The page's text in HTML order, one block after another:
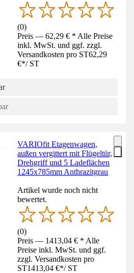
(0)
Preis — 62,29 € * Alle Preise
inkl. MwSt. und ggf. zzgl.
Versandkosten pro ST62,29
€*/ ST
VARIOfit Etagenwagen,
außen vergittert mit Flügeltür,
Drehgriff und 5 Ladeflächen
1245x785mm Anthrazitgrau
Artikel wurde noch nicht
bewertet.
(0)
Preis — 1413,04 € * Alle
Preise inkl. MwSt. und ggf.
zzgl. Versandkosten pro
ST1413,04 €*/ ST